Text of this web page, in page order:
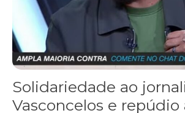
Solidariedade ao
Vasconcelos e repúdio